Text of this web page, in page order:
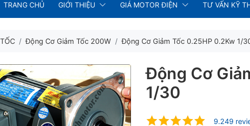
TRANG CHỦ GIỚI THIỆU GIÁ MOTOR ĐIỆN TƯ VẤN KỸ
Động Cơ Giảm Tốc 200W Động Cơ Giảm Tốc 0.25HP 0.2Kw 1/
Động Cơ
1/30
9.249